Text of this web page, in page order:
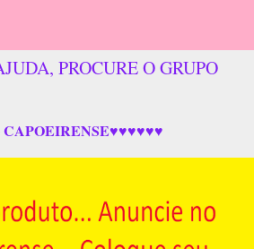
PROCURE O GRUPO